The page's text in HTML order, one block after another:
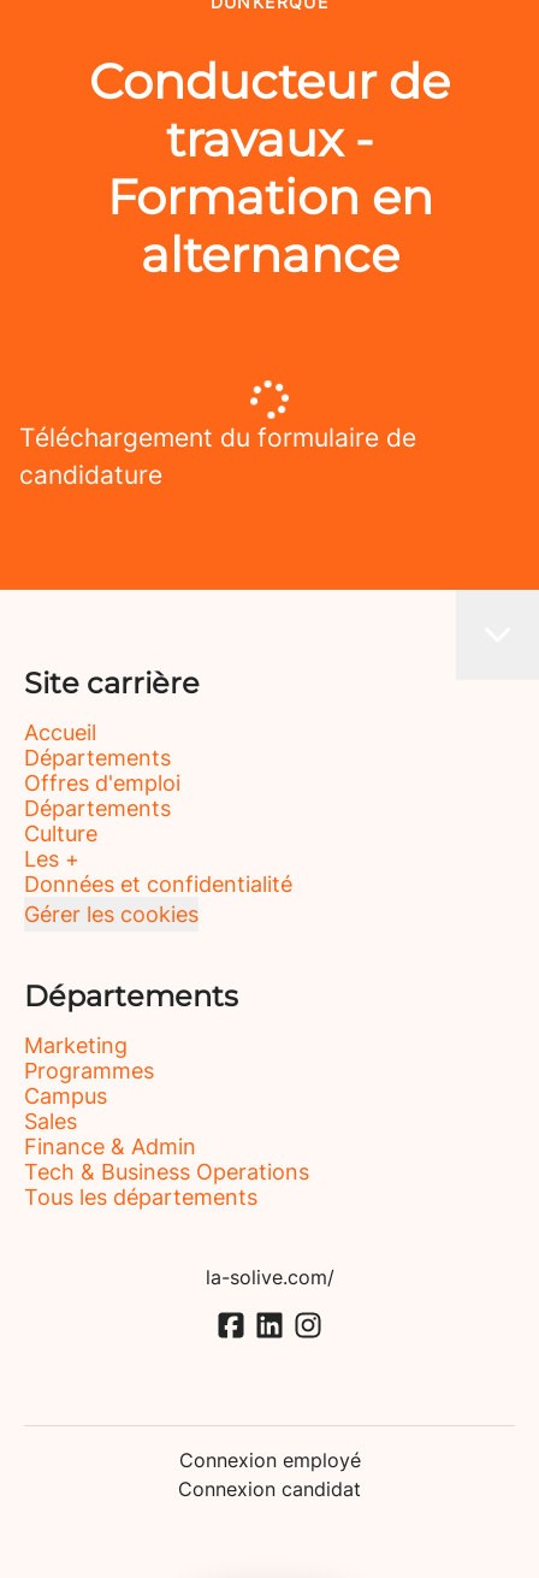
Conducteur de
travaux -
Formation en
alternance
Téléchargement du formulaire de
candidature
Site carrière
Accueil
Départements
Offres d'emploi
Départements
Culture
Les +
Données et confidentialité
Gérer les cookies
Départements
Marketing
Programmes
Campus
Sales
Finance & Admin
Tech & Business Operations
Tous les départements
la-solive.com/
Connexion employé
Connexion candidat